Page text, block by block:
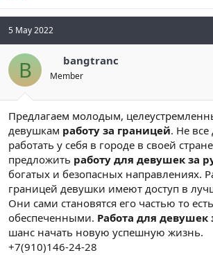
5 May 2022
B bangtranc
Member
Предлагаем молодым,
девушкам работу за границей. Не
работать у себя в городе в своей
предложить работу для девушек за
богатых и безопасных направлениях.
границей девушки имеют доступ в
Они сами становятся его частью то
обеспеченными. Работа для девушек
шанс начать новую успешную жизнь.
+7(910)146-24-28